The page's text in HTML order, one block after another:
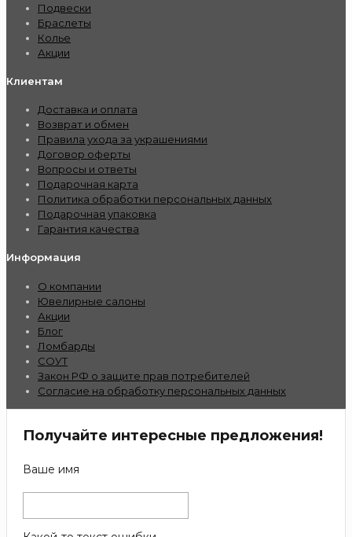
Подвески
Браслеты
Колье
Акции
Клиентам
Доставка и оплата
Возврат и обмен
Правила ухода за украшениями
Договор оферты
Вопросы и ответы
Подарочная карта
Политика обработки персональных данных
Подарочная упаковка
Гарантия качества
Информация
О компании
Ювелирные салоны
Акции
Блог
Ломбарды
СОУТ
Закон РФ о защите прав потребителей
Согласие на обработку персональных данных
Получайте интересные предложения!
Ваше имя